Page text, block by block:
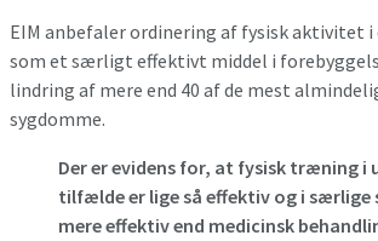
EIM anbefaler ordinering af fysisk aktivitet i
som et særligt effektivt middel i
lindring af mere end 40 af de mest
sygdomme.
Der er evidens for, at fysisk træning i
tilfælde er lige så effektiv og i
mere effektiv end medicinsk